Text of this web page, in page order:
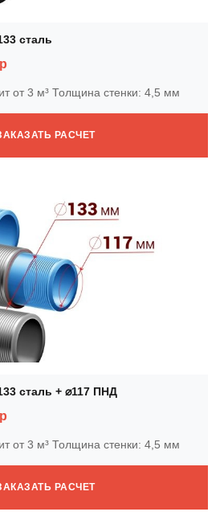
сталь
от 3 м³ Толщина стенки: 4,5 мм
РАСЧЕТ
сталь + ⌀117 ПНД
от 3 м³ Толщина стенки: 4,5 мм
РАСЧЕТ